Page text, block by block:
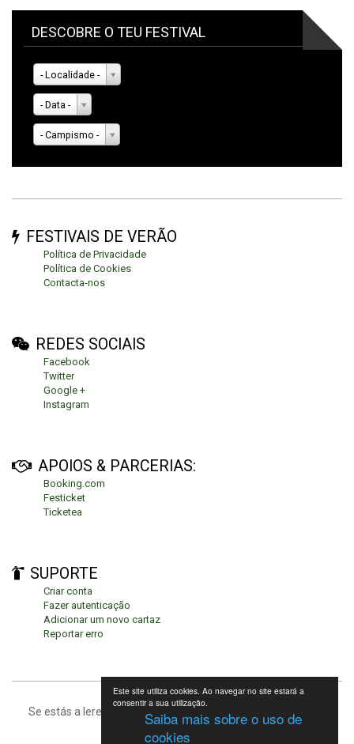
Este site utiliza cookies. Ao navegar no site estará a
consentir a sua utilização.
Saiba mais sobre o uso de
cookies
DESCOBRE O TEU FESTIVAL
- Localidade -
- Data -
- Campismo -
FESTIVAIS DE VERÃO
Política de Privacidade
Política de Cookies
Contacta-nos
REDES SOCIAIS
Facebook
Twitter
Google +
Instagram
APOIOS & PARCERIAS:
Booking.com
Festicket
Ticketea
SUPORTE
Criar conta
Fazer autenticação
Adicionar um novo cartaz
Reportar erro
Se estás a leres isto, significa que estás no fundo da página.